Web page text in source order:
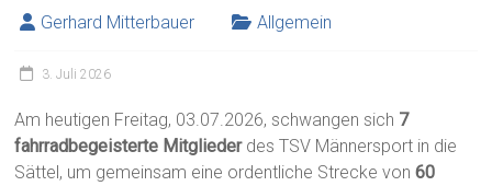
Gerhard Mitterbauer Allgemein
3. Juli 2026
Am heutigen Freitag, 03.07.2026, schwangen sich 7
fahrradbegeisterte Mitgliederdes TSV Männersport in die
Sättel, um gemeinsam eine ordentliche Strecke von60